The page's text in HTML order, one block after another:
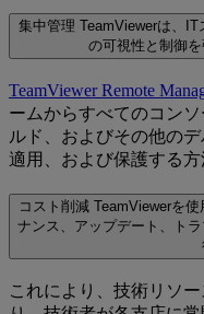
集中管理 TeamViewerは、
の可視性と制御を
TeamViewer Remote
ームからすべてのコン
ルド、およびその他の
適用、および保護する方
コスト削減 TeamViewerを
ナンス、アップデート、ト
これにより、技術リソ